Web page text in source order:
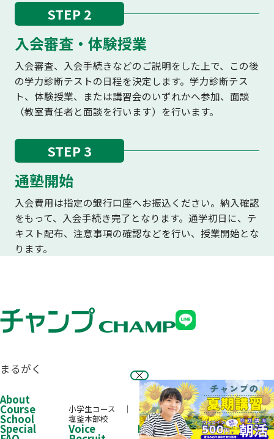
STEP 2
入会審査・体験授業
入会審査、入会手続きなどのご説明をした上で、この後
の学力診断テストの日程を決定します。学力診断テス
ト、体験授業、または講習会のいずれかへ参加、面談
（教室責任者と面談を行います）を行います。
STEP 3
通塾開始
入会費用は指定の銀行口座へお振込ください。納入確認
をもって、入会手続き完了となります。通学初日に、テ
キスト配布、注意事項の確認などを行い、授業開始とな
ります。
まるがく
About
Course 小学生コース 中学生コース 高校生コース
School 塩釜本部校
Special Voice Performance